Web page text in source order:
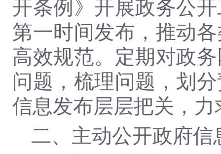
开条例》开展政务公
第一时间发布，推动
高效规范。定期对政
问题，梳理问题，划
信息发布层层把关，
二、主动公开政府信